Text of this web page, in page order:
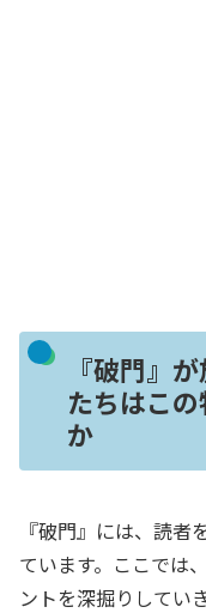
『破門』
たちはこ
か
『破門』には、読
ています。ここでは
ントを深掘りしてい